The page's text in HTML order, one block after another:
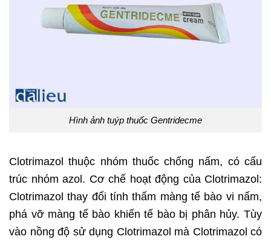
Hình ảnh tuýp thuốc Gentridecme
Clotrimazol thuộc nhóm thuốc chống nấm, có cấu
trúc nhóm azol. Cơ chế hoạt động của Clotrimazol:
Clotrimazol thay đổi tính thấm màng tế bào vi nấm,
phá vỡ màng tế bào khiến tế bào bị phân hủy. Tùy
vào nồng độ sử dụng Clotrimazol mà Clotrimazol có